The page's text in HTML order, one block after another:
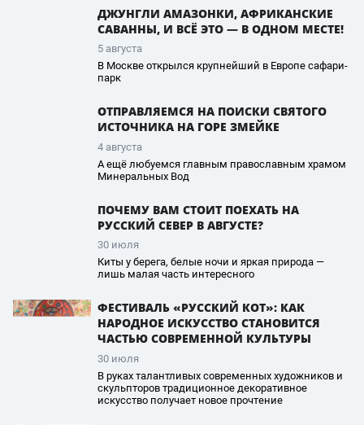
ДЖУНГЛИ АМАЗОНКИ, АФРИКАНСКИЕ
САВАННЫ, И ВСЁ ЭТО — В ОДНОМ МЕСТЕ!
5 августа
В Москве открылся крупнейший в Европе сафари-
парк
ОТПРАВЛЯЕМСЯ НА ПОИСКИ СВЯТОГО
ИСТОЧНИКА НА ГОРЕ ЗМЕЙКЕ
4 августа
А ещё любуемся главным православным храмом
Минеральных Вод
ПОЧЕМУ ВАМ СТОИТ ПОЕХАТЬ НА
РУССКИЙ СЕВЕР В АВГУСТЕ?
30 июля
Киты у берега, белые ночи и яркая природа —
лишь малая часть интересного
ФЕСТИВАЛЬ «РУССКИЙ КОТ»: КАК
НАРОДНОЕ ИСКУССТВО СТАНОВИТСЯ
ЧАСТЬЮ СОВРЕМЕННОЙ КУЛЬТУРЫ
30 июля
В руках талантливых современных художников и
скульпторов традиционное декоративное
искусство получает новое прочтение